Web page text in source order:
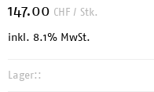
147.00 CHF / Stk.
inkl. 8.1% MwSt.
Lager::